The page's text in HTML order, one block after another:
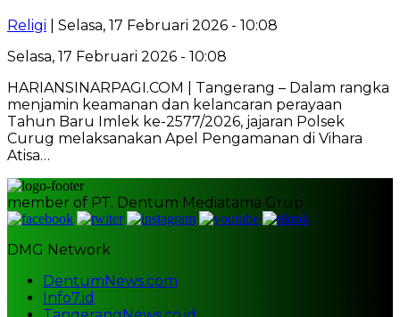
Religi | Selasa, 17 Februari 2026 - 10:08
Selasa, 17 Februari 2026 - 10:08
HARIANSINARPAGI.COM | Tangerang – Dalam rangka
menjamin keamanan dan kelancaran perayaan
Tahun Baru Imlek ke-2577/2026, jajaran Polsek
Curug melaksanakan Apel Pengamanan di Vihara
Atisa…
member of PT. Dentum Mediatama Grup
DMG Network
DentumNews.com
Info7.id